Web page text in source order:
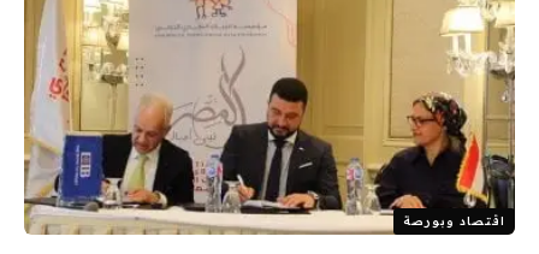
اقتصاد وبورصة